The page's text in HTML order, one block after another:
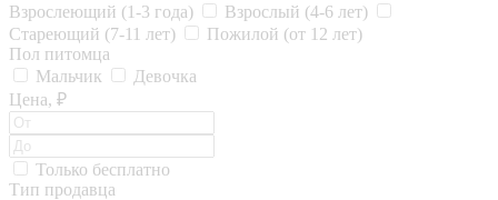
Взрослеющий (1-3 года)
Взрослый (4-6 лет)
Стареющий (7-11 лет)
Пожилой (от 12 лет)
Пол питомца
Мальчик
Девочка
Цена, ₽
Только бесплатно
Тип продавца